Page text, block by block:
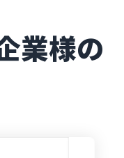
業様の